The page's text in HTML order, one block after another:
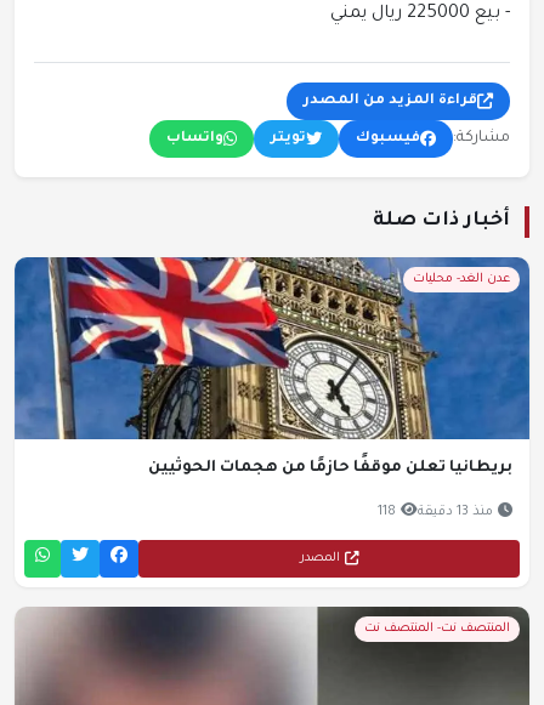
- بيع 225000 ريال يمني
قراءة المزيد من المصدر
مشاركة: فيسبوك تويتر واتساب
أخبار ذات صلة
عدن الغد- محليات
بريطانيا تعلن موقفًا حازمًا من هجمات الحوثيين
منذ 13 دقيقة 118
المصدر
المنتصف نت- المنتصف نت